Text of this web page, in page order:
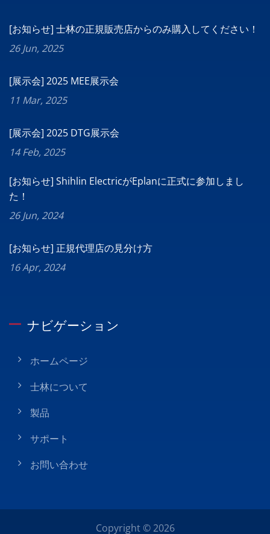
[お知らせ] 士林の正規販売店からのみ購入してください！
26 Jun, 2025
[展示会] 2025 MEE展示会
11 Mar, 2025
[展示会] 2025 DTG展示会
14 Feb, 2025
[お知らせ] Shihlin ElectricがEplanに正式に参加しまし
た！
26 Jun, 2024
[お知らせ] 正規代理店の見分け方
16 Apr, 2024
ナビゲーション
ホームページ
士林について
製品
サポート
お問い合わせ
Copyright © 2026